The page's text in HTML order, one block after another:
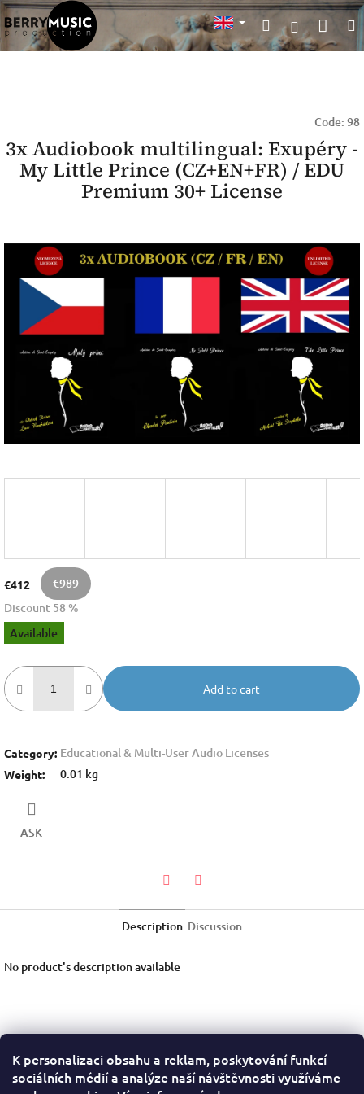
K personalizaci obsahu a reklam, poskytování funkcí
sociálních médií a analýze naší návštěvnosti využíváme
Skip
to
content
SearchLogin
cart
Code: 98
3x Audiobook multilingual: Exupéry -
My Little Prince (CZ+EN+FR) / EDU
Premium 30+ License
€412
€989
Discount 58 %
Measure
price:
Available
Add to cart
Category: Educational & Multi-User Audio Licenses
Weight: 0.01 kg
ASK
Description Discussion
No product's description available
Terms of Service Privacy Policy